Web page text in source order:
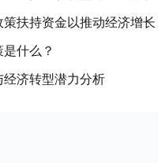
扶持资金以推动经济增
什么？
济转型潜力分析